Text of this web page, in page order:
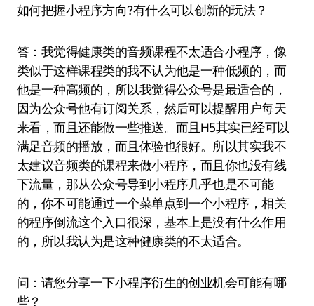
如何把握小程序方向?有什么可以创新的玩法？
答：我觉得健康类的音频课程不太适合小程序，像
类似于这样课程类的我不认为他是一种低频的，而
他是一种高频的，所以我觉得公众号是最适合的，
因为公众号他有订阅关系，然后可以提醒用户每天
来看，而且还能做一些推送。而且H5其实已经可以
满足音频的播放，而且体验也很好。所以其实我不
太建议音频类的课程来做小程序，而且你也没有线
下流量，那从公众号导到小程序几乎也是不可能
的，你不可能通过一个菜单点到一个小程序，相关
的程序倒流这个入口很深，基本上是没有什么作用
的，所以我认为是这种健康类的不太适合。
问：请您分享一下小程序衍生的创业机会可能有哪
些？